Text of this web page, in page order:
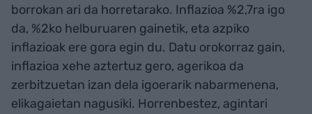
borrokan ari da horretarako. Inflazioa %2,7ra igo
da, %2ko helburuaren gainetik, eta azpiko
inflazioak ere gora egin du. Datu orokorraz gain,
inflazioa xehe aztertuz gero, agerikoa da
zerbitzuetan izan dela igoerarik nabarmenena,
elikagaietan nagusiki. Horrenbestez, agintari